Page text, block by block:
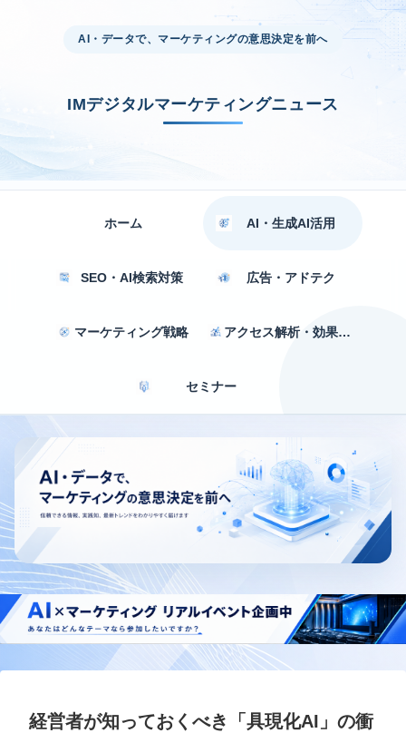
AI・データで、マーケティングの意思決定を前へ
IMデジタルマーケティングニュース
ホーム AI・生成AI活用
SEO・AI検索対策 広告・アドテク
マーケティング戦略 アクセス解析・効果測定
セミナー
経営者が知っておくべき「具現化AI」の衝